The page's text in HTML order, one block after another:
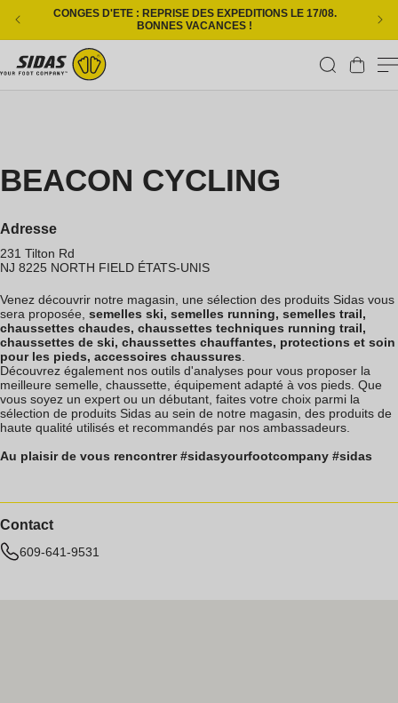
Ignorer et passer au contenu
CONGES D'ETE : REPRISE DES EXPEDITIONS LE 17/08.
BONNES VACANCES !
Panier
BEACON CYCLING
Adresse
231 Tilton Rd
NJ 8225 NORTH FIELD ÉTATS-UNIS
Venez découvrir notre magasin, une sélection des produits Sidas vous
sera proposée, semelles ski, semelles running, semelles trail,
chaussettes chaudes, chaussettes techniques running trail,
chaussettes de ski, chaussettes chauffantes, protections et soin
pour les pieds, accessoires chaussures.
Découvrez également nos outils d'analyses pour vous proposer la
meilleure semelle, chaussette, équipement adapté à vos pieds. Que
vous soyez un expert ou un débutant, faites votre choix parmi la
sélection de produits Sidas au sein de notre magasin, des produits de
haute qualité utilisés et recommandés par nos ambassadeurs.
Au plaisir de vous rencontrer #sidasyourfootcompany #sidas
Contact
609-641-9531